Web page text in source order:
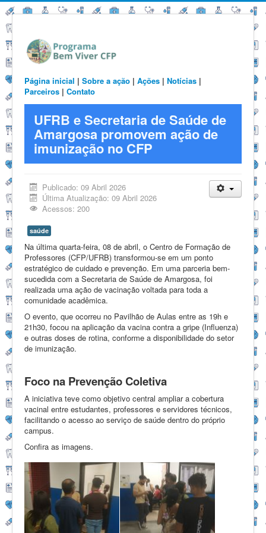
Página inicial | Sobre a ação | Ações | Notícias |
Parceiros | Contato
UFRB e Secretaria de Saúde de
Amargosa promovem ação de
imunização no CFP
Publicado: 09 Abril 2026
Última Atualização: 09 Abril 2026
Acessos: 200
saúde
Na última quarta-feira, 08 de abril, o Centro de Formação de
Professores (CFP/UFRB) transformou-se em um ponto
estratégico de cuidado e prevenção. Em uma parceria bem-
sucedida com a Secretaria de Saúde de Amargosa, foi
realizada uma ação de vacinação voltada para toda a
comunidade acadêmica.
O evento, que ocorreu no Pavilhão de Aulas entre as 19h e
21h30, focou na aplicação da vacina contra a gripe (Influenza)
e outras doses de rotina, conforme a disponibilidade do setor
de imunização.
Foco na Prevenção Coletiva
A iniciativa teve como objetivo central ampliar a cobertura
vacinal entre estudantes, professores e servidores técnicos,
facilitando o acesso ao serviço de saúde dentro do próprio
campus.
Confira as imagens.